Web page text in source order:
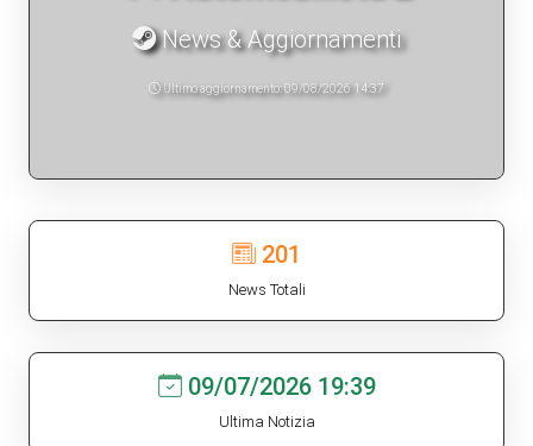
News & Aggiornamenti
Ultimo aggiornamento: 09/08/2026 14:37
201
News Totali
09/07/2026 19:39
Ultima Notizia